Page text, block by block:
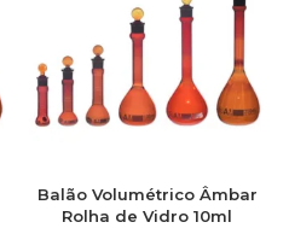
Balão Volumétrico Âmbar
Rolha de Vidro 10ml